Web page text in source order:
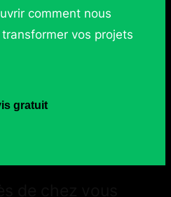
comment nous
vos projets
gratuit